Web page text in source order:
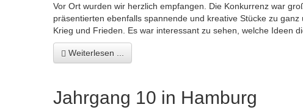
Vor Ort wurden wir herzlich empfangen. Die Konkurrenz war
präsentierten ebenfalls spannende und kreative Stücke zu
Krieg und Frieden. Es war interessant zu sehen, welche Ideen
Weiterlesen ...
Jahrgang 10 in Hamburg